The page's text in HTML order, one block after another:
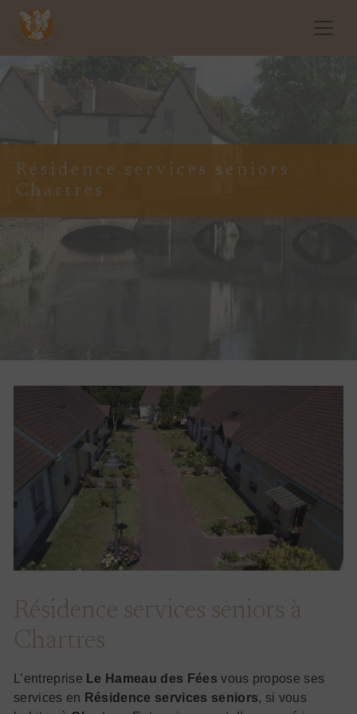
Résidence services seniors
Chartres
Résidence services seniors à
Chartres
L’entreprise Le Hameau des Fées vous propose ses
services en Résidence services seniors, si vous